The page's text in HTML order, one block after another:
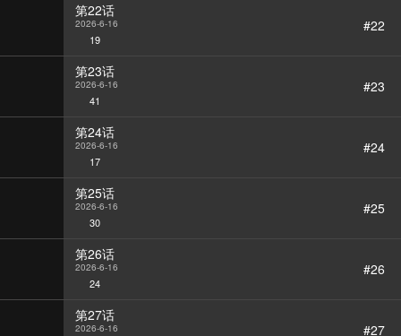
第22话
2026-6-16
19
#22
第23话
2026-6-16
41
#23
第24话
2026-6-16
17
#24
第25话
2026-6-16
30
#25
第26话
2026-6-16
24
#26
第27话
2026-6-16 #27